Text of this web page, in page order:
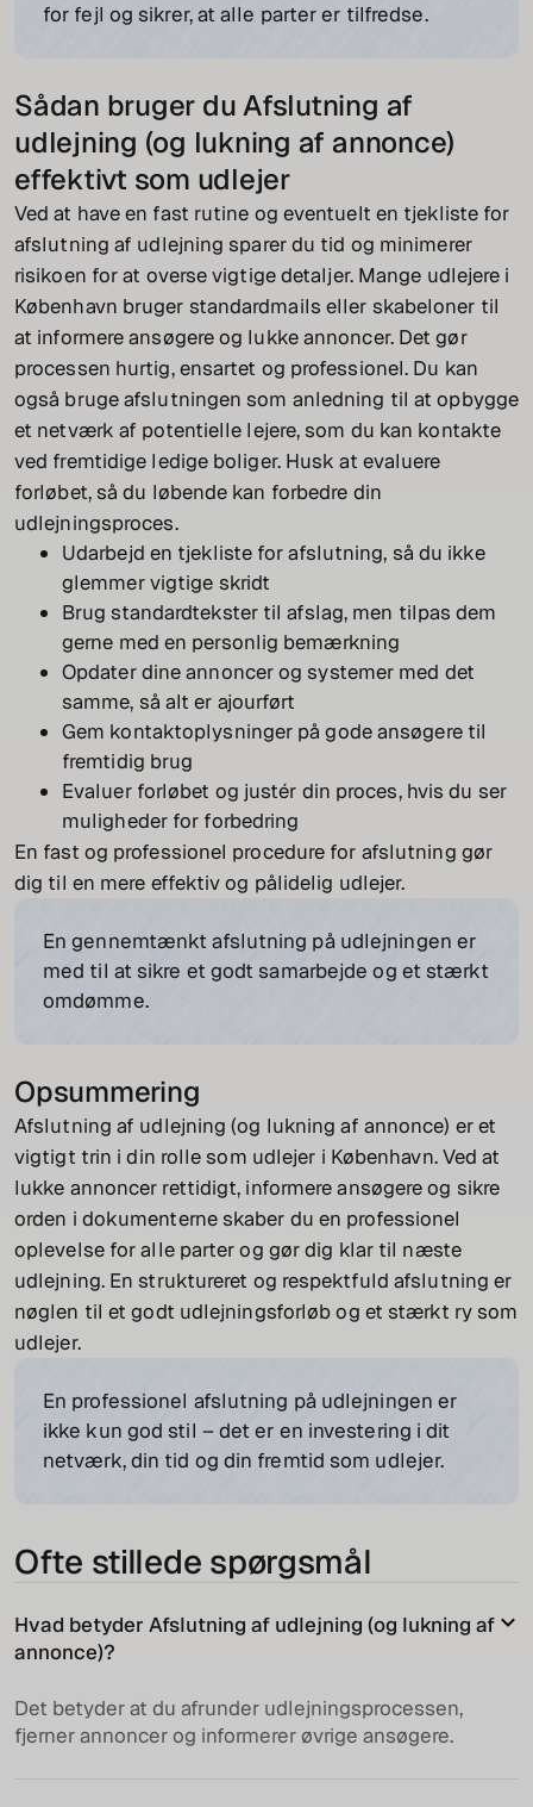
for fejl og sikrer, at alle parter er tilfredse.
Sådan bruger du Afslutning af
udlejning (og lukning af annonce)
effektivt som udlejer
Ved at have en fast rutine og eventuelt en tjekliste for
afslutning af udlejning sparer du tid og minimerer
risikoen for at overse vigtige detaljer. Mange udlejere i
København bruger standardmails eller skabeloner til
at informere ansøgere og lukke annoncer. Det gør
processen hurtig, ensartet og professionel. Du kan
også bruge afslutningen som anledning til at opbygge
et netværk af potentielle lejere, som du kan kontakte
ved fremtidige ledige boliger. Husk at evaluere
forløbet, så du løbende kan forbedre din
udlejningsproces.
Udarbejd en tjekliste for afslutning, så du ikke
glemmer vigtige skridt
Brug standardtekster til afslag, men tilpas dem
gerne med en personlig bemærkning
Opdater dine annoncer og systemer med det
samme, så alt er ajourført
Gem kontaktoplysninger på gode ansøgere til
fremtidig brug
Evaluer forløbet og justér din proces, hvis du ser
muligheder for forbedring
En fast og professionel procedure for afslutning gør
dig til en mere effektiv og pålidelig udlejer.
En gennemtænkt afslutning på udlejningen er
med til at sikre et godt samarbejde og et stærkt
omdømme.
Opsummering
Afslutning af udlejning (og lukning af annonce) er et
vigtigt trin i din rolle som udlejer i København. Ved at
lukke annoncer rettidigt, informere ansøgere og sikre
orden i dokumenterne skaber du en professionel
oplevelse for alle parter og gør dig klar til næste
udlejning. En struktureret og respektfuld afslutning er
nøglen til et godt udlejningsforløb og et stærkt ry som
udlejer.
En professionel afslutning på udlejningen er
ikke kun god stil – det er en investering i dit
netværk, din tid og din fremtid som udlejer.
Ofte stillede spørgsmål
Hvad betyder Afslutning af udlejning (og lukning af
annonce)?
Det betyder at du afrunder udlejningsprocessen,
fjerner annoncer og informerer øvrige ansøgere.